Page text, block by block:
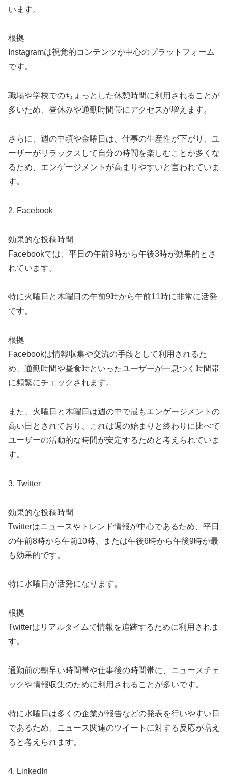
います。
根拠
Instagramは視覚的コンテンツが中心のプラットフォーム
です。
職場や学校でのちょっとした休憩時間に利用されることが
多いため、昼休みや通勤時間帯にアクセスが増えます。
さらに、週の中頃や金曜日は、仕事の生産性が下がり、ユ
ーザーがリラックスして自分の時間を楽しむことが多くな
るため、エンゲージメントが高まりやすいと言われていま
す。
2. Facebook
効果的な投稿時間
Facebookでは、平日の午前9時から午後3時が効果的とさ
れています。
特に火曜日と木曜日の午前9時から午前11時に非常に活発
です。
根拠
Facebookは情報収集や交流の手段として利用されるた
め、通勤時間や昼食時といったユーザーが一息つく時間帯
に頻繁にチェックされます。
また、火曜日と木曜日は週の中で最もエンゲージメントの
高い日とされており、これは週の始まりと終わりに比べて
ユーザーの活動的な時間が安定するためと考えられていま
す。
3. Twitter
効果的な投稿時間
Twitterはニュースやトレンド情報が中心であるため、平日
の午前8時から午前10時、または午後6時から午後9時が最
も効果的です。
特に水曜日が活発になります。
根拠
Twitterはリアルタイムで情報を追跡するために利用されま
す。
通勤前の朝早い時間帯や仕事後の時間帯に、ニュースチェ
ックや情報収集のために利用されることが多いです。
特に水曜日は多くの企業が報告などの発表を行いやすい日
であるため、ニュース関連のツイートに対する反応が増え
ると考えられます。
4. LinkedIn